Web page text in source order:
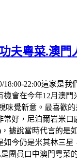
夫粵菜.澳門
22:00這家是我
會在今年12月澳
覺新意。最喜歡
好，尼泊爾岩米
據說當時代言的是
今仍是米其林三星
團員口中澳門粵菜